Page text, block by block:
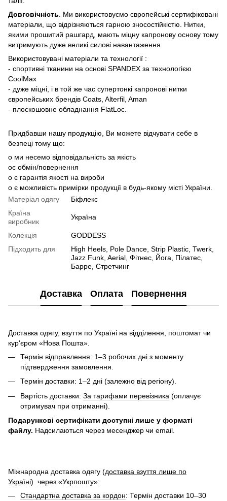
Довговічність . Ми використовуємо європейські сертифіковані
матеріали, що відрізняються гарною зносостійкістю. Нитки,
якими прошитий рашгард, мають міцну капронову основу тому
витримують дуже великі силові навантаження.
Використовувані матеріали та технології :
- спортивні тканини на основі SPANDEX за технологією
CoolMax
- дуже міцні, і в той же час супертонкі капронові нитки
європейських брендів Coats, Alterfil, Aman
- плоскошовне обладнання FlatLoc.
Придбавши нашу продукцію, Ви можете відчувати себе в
безпеці тому що:
o ми несемо відповідальність за якість
oє обмін/повернення
o є гарантія якості на вироби
o є можливість примірки продукції в будь-якому місті України.
Матеріал одягу
Біфлекс
Країна
виробник
Україна
Колекція
GODDESS
Підходить для
High Heels, Pole Dance, Strip Plastic, Twerk,
Jazz Funk, Aerial, Фітнес, Йога, Пілатес,
Барре, Стретчинг
Доставка Оплата Повернення
Доставка одягу, взуття по Україні на відділення, поштомат чи
кур'єром «Нова Пошта».
Термін відправлення: 1–3 робочих дні з моменту
підтвердження замовлення.
Термін доставки: 1–2 дні (залежно від регіону).
Вартість доставки: За тарифами перевізника (оплачує
отримувач при отриманні).
Подарункові сертифікати доступні лише у форматі
файлу. Надсилаються через месенджер чи email.
Міжнародна доставка одягу (доставка взуття лише по
Україні) через «Укрпошту»:
Стандартна доставка за кордон: Термін доставки 10–30